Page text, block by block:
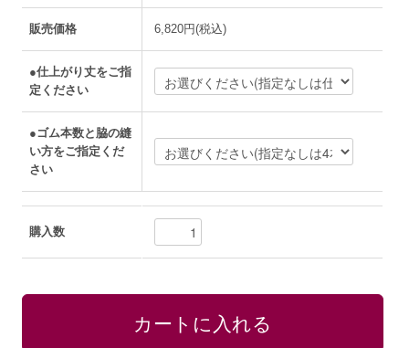
販売価格 6,820円(税込)
●仕上がり丈をご指
定ください
●ゴム本数と脇の縫
い方をご指定くだ
さい
購入数